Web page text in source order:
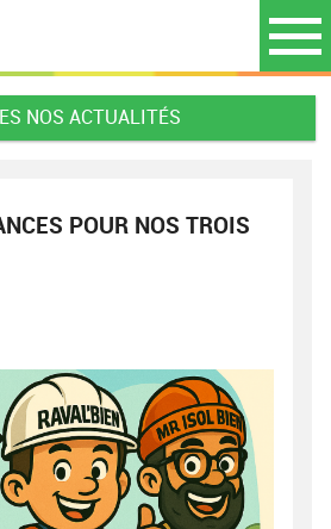
NOS ACTUALITÉS
POUR NOS TROIS